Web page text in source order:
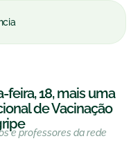
18, mais uma
de Vacinação
e professores da rede